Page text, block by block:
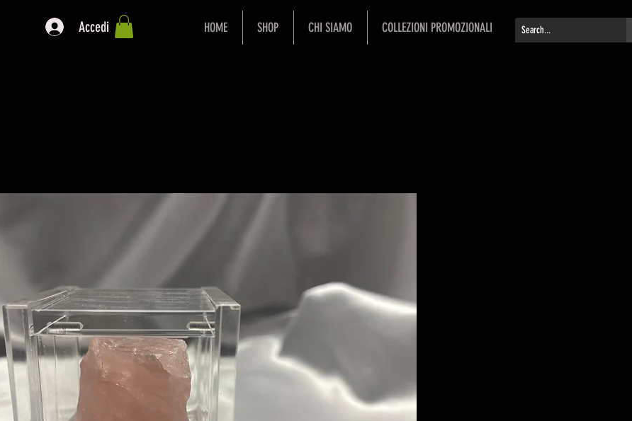
HOME SHOP CHI SIAMO COLLEZIONI PROMOZIONALI
Accedi